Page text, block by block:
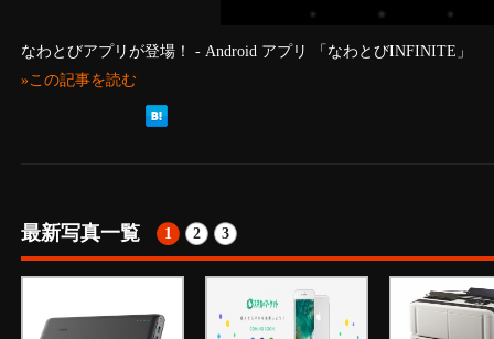
なわとびアプリが登場！ - Android アプリ 「なわとびINFINITE」
»この記事を読む
最新写真一覧 1 2 3